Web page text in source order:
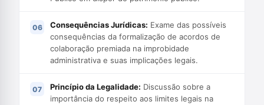
Consequências Jurídicas: Exame das possíveis
consequências da formalização de acordos de
colaboração premiada na improbidade
administrativa e suas implicações legais.
Princípio da Legalidade: Discussão sobre a
importância do respeito aos limites legais na